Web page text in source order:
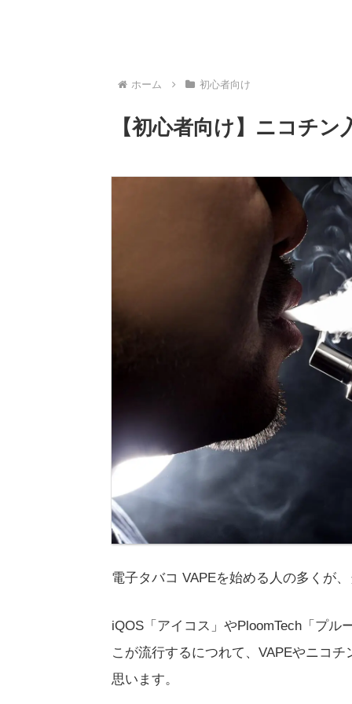
ホーム 初心者向け
【初心者向け】ニコチ
電子タバコ VAPEを始める人の多くが
iQOS「アイコス」やPloomTech「プ
こが流行するにつれて、VAPEやニコ
思います。